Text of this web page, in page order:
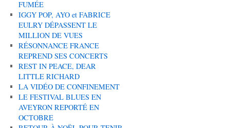
FUMÉE
IGGY POP, AYO et FABRICE
EULRY DÉPASSENT LE
MILLION DE VUES
RÉSONNANCE FRANCE
REPREND SES CONCERTS
REST IN PEACE, DEAR
LITTLE RICHARD
LA VIDÉO DE CONFINEMENT
LE FESTIVAL BLUES EN
AVEYRON REPORTÉ EN
OCTOBRE